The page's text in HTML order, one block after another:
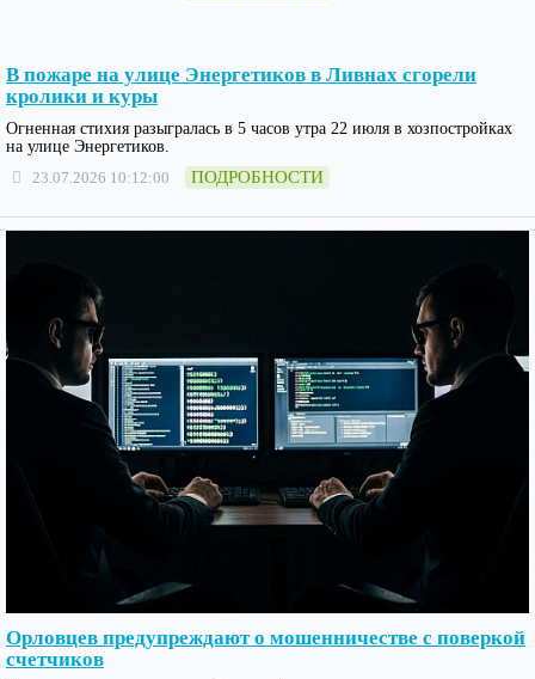
В пожаре на улице Энергетиков в Ливнах сгорели
кролики и куры
Огненная стихия разыгралась в 5 часов утра 22 июля в хозпостройках
на улице Энергетиков.
23.07.2026 10:12:00 ПОДРОБНОСТИ
Орловцев предупреждают о мошенничестве с поверкой
счетчиков